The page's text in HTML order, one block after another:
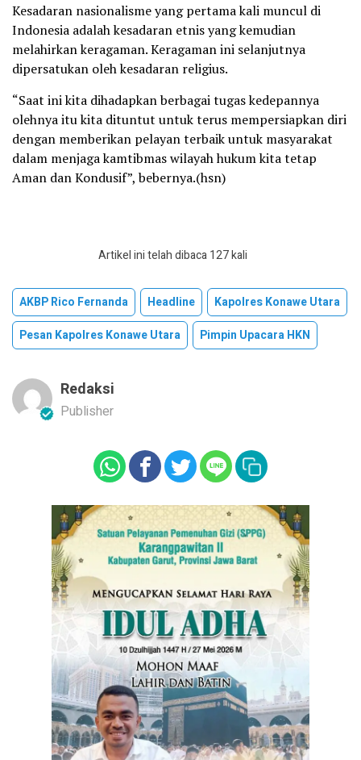
Kesadaran nasionalisme yang pertama kali muncul di
Indonesia adalah kesadaran etnis yang kemudian
melahirkan keragaman. Keragaman ini selanjutnya
dipersatukan oleh kesadaran religius.
“Saat ini kita dihadapkan berbagai tugas kedepannya
olehnya itu kita dituntut untuk terus mempersiapkan diri
dengan memberikan pelayan terbaik untuk masyarakat
dalam menjaga kamtibmas wilayah hukum kita tetap
Aman dan Kondusif”, bebernya.(hsn)
Artikel ini telah dibaca 127 kali
AKBP Rico Fernanda Headline
Kapolres Konawe Utara
Pesan Kapolres Konawe Utara
Pimpin Upacara HKN
Redaksi
Publisher